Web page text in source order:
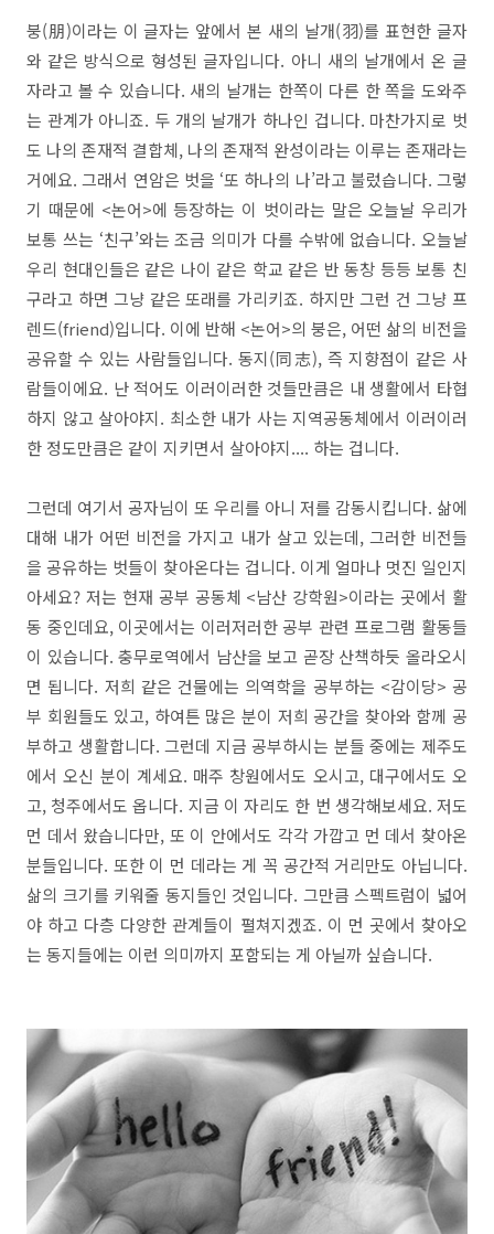
붕(朋)이라는 이 글자는 앞에서 본 새의 날개(羽)를 표현한 글자
와 같은 방식으로 형성된 글자입니다. 아니 새의 날개에서 온 글
자라고 볼 수 있습니다. 새의 날개는 한쪽이 다른 한 쪽을 도와주
는 관계가 아니죠. 두 개의 날개가 하나인 겁니다. 마찬가지로 벗
도 나의 존재적 결합체, 나의 존재적 완성이라는 이루는 존재라는
거에요. 그래서 연암은 벗을 ‘또 하나의 나’라고 불렀습니다. 그렇
기 때문에 <논어>에 등장하는 이 벗이라는 말은 오늘날 우리가
보통 쓰는 ‘친구’와는 조금 의미가 다를 수밖에 없습니다. 오늘날
우리 현대인들은 같은 나이 같은 학교 같은 반 동창 등등 보통 친
구라고 하면 그냥 같은 또래를 가리키죠. 하지만 그런 건 그냥 프
렌드(friend)입니다. 이에 반해 <논어>의 붕은, 어떤 삶의 비전을
공유할 수 있는 사람들입니다. 동지(同志), 즉 지향점이 같은 사
람들이에요. 난 적어도 이러이러한 것들만큼은 내 생활에서 타협
하지 않고 살아야지. 최소한 내가 사는 지역공동체에서 이러이러
한 정도만큼은 같이 지키면서 살아야지.... 하는 겁니다.
그런데 여기서 공자님이 또 우리를 아니 저를 감동시킵니다. 삶에
대해 내가 어떤 비전을 가지고 내가 살고 있는데, 그러한 비전들
을 공유하는 벗들이 찾아온다는 겁니다. 이게 얼마나 멋진 일인지
아세요? 저는 현재 공부 공동체 <남산 강학원>이라는 곳에서 활
동 중인데요, 이곳에서는 이러저러한 공부 관련 프로그램 활동들
이 있습니다. 충무로역에서 남산을 보고 곧장 산책하듯 올라오시
면 됩니다. 저희 같은 건물에는 의역학을 공부하는 <감이당> 공
부 회원들도 있고, 하여튼 많은 분이 저희 공간을 찾아와 함께 공
부하고 생활합니다. 그런데 지금 공부하시는 분들 중에는 제주도
에서 오신 분이 계세요. 매주 창원에서도 오시고, 대구에서도 오
고, 청주에서도 옵니다. 지금 이 자리도 한 번 생각해보세요. 저도
먼 데서 왔습니다만, 또 이 안에서도 각각 가깝고 먼 데서 찾아온
분들입니다. 또한 이 먼 데라는 게 꼭 공간적 거리만도 아닙니다.
삶의 크기를 키워줄 동지들인 것입니다. 그만큼 스펙트럼이 넓어
야 하고 다층 다양한 관계들이 펼쳐지겠죠. 이 먼 곳에서 찾아오
는 동지들에는 이런 의미까지 포함되는 게 아닐까 싶습니다.